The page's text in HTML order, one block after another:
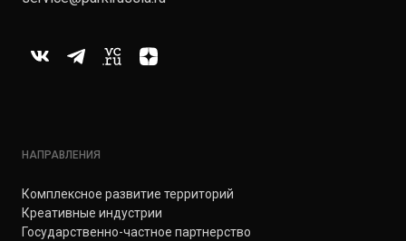
НАПРАВЛЕНИЯ
Комплексное развитие территорий
Креативные индустрии
Государственно-частное партнерство